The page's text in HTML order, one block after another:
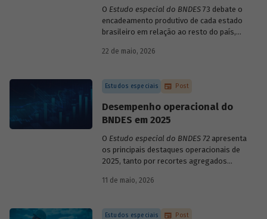
O Estudo especial do BNDES73 debate o
encadeamento produtivo de cada estado
brasileiro em relação ao resto do país,
quanto o estímulo a um estado ou setor
metodologia de construção de matrizes
22 de maio, 2026
Estudos especiais Post
Desempenho operacional do
BNDES em 2025
O Estudo especial do BNDES 72 apresenta
os principais destaques operacionais de
2025, tanto por recortes agregados
específicas do Banco.
11 de maio, 2026
Estudos especiais Post